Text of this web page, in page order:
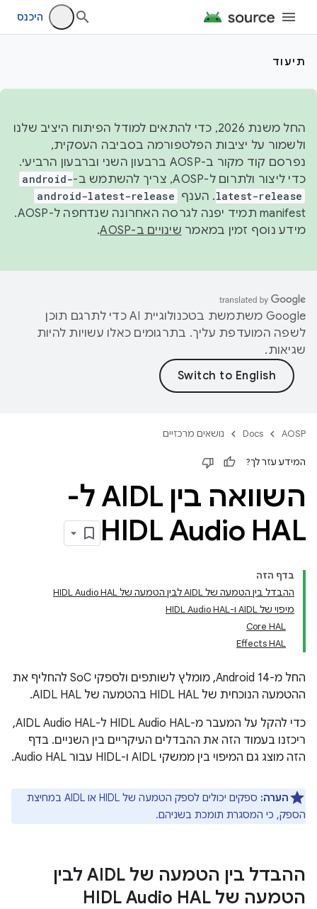
היכנס
תיעוד
החל משנת 2026, כדי להתאים למודל הפיתוח היציב שלנו
ולשמור על יציבות הפלטפורמה בסביבה העסקית,
נפרסם קוד מקור ב-AOSP ברבעון השני וברבעון הרביעי.
כדי ליצור ולתרום ל-AOSP, צריך להשתמש ב-
android-
latest-release. הענף android-latest-release
manifest תמיד יפנה לגרסה האחרונה שנדחפה ל-AOSP.
מידע נוסף זמין במאמר שינויים ב-AOSP .
‫Google משתמשת בטכנולוגיית AI כדי לתרגם תוכן
לשפה המועדפת עליך. בתרגומים כאלו עשויות להיות
שגיאות.
AOSP
Docs נושאים מרכזיים
המידע עזר לך?
השוואה בין AIDL ל-
HIDL Audio HAL
בדף הזה
ההבדל בין הטמעה של AIDL לבין הטמעה של HIDL Audio HAL
מיפוי של AIDL ו-HIDL Audio HAL
Core HAL
Effects HAL
החל מ-Android 14, מומלץ לשותפים ולספקי SoC להחליף את
ההטמעה הנוכחית של HIDL HAL בהטמעה של AIDL HAL.
כדי להקל על המעבר מ-HIDL Audio HAL ל-AIDL Audio HAL,
ריכזנו בעמוד הזה את ההבדלים העיקריים בין השניים. בדף
הזה מוצג גם המיפוי בין ממשקי AIDL ו-HIDL עבור Audio HAL.
הערה:
ספקים יכולים לספק הטמעה של HIDL או AIDL במחיצת
הספק, כי המסגרת תומכת בשניהם.
ההבדל בין הטמעה של AIDL לבין
הטמעה של HIDL Audio HAL